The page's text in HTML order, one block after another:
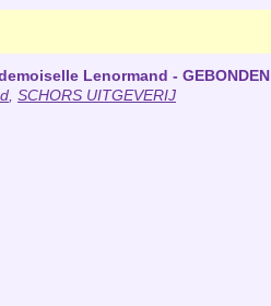
Lenormand - GEBONDEN
SCHORS UITGEVERIJ